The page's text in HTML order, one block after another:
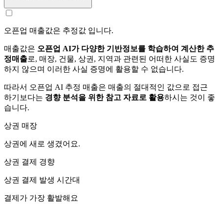
오픈업 매출값은 추정값 입니다.
매출값은 오픈업 AI가 다양한 기반정보를 학습하여 계산한 추
정매출로, 매장, 건물, 상권, 지역과 관련된 어떠한 사실도 증명
하지 않으며 이러한 사실 증명에 활용할 수 없습니다.
따라서 오픈업 AI 추정 매출은 매출의 절대적인 값으로 접근
하기보다는 경향 분석을 위한 참고 자료로 활용하시는 것이 좋
습니다.
상권 매장
상권에 새로 생겼어요.
상권 결제 경향
상권 결제 발생 시간대
결제가 가장 활발해요